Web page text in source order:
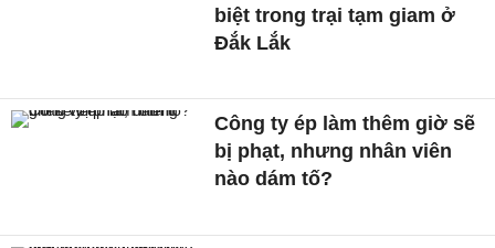
biệt trong trại tạm giam ở
Đắk Lắk
Công ty ép làm thêm giờ sẽ
bị phạt, nhưng nhân viên
nào dám tố?